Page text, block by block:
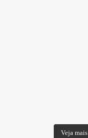
Veja mais